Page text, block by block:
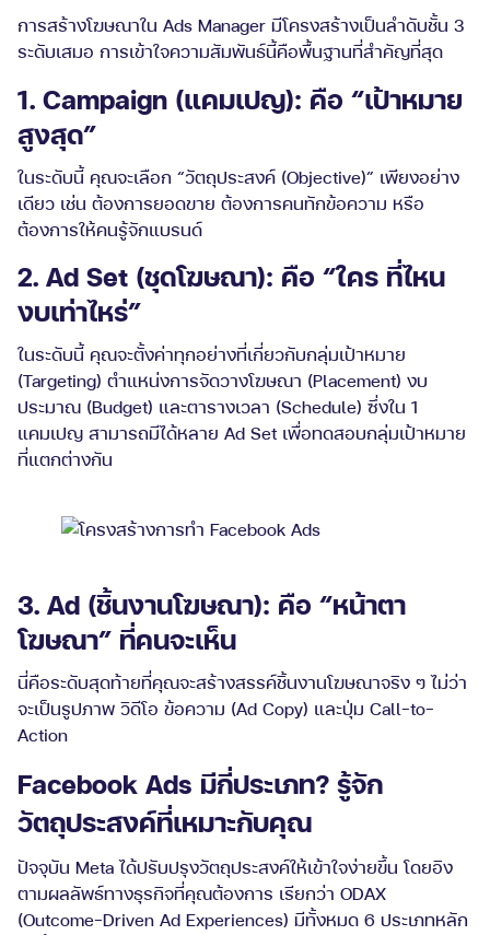
การสร้างโฆษณาใน Ads Manager มีโครงสร้างเป็นลำดับชั้น 3
ระดับเสมอ การเข้าใจความสัมพันธ์นี้คือพื้นฐานที่สำคัญที่สุด
1. Campaign (แคมเปญ): คือ “เป้าหมาย
สูงสุด”
ในระดับนี้ คุณจะเลือก “วัตถุประสงค์ (Objective)” เพียงอย่าง
เดียว เช่น ต้องการยอดขาย ต้องการคนทักข้อความ หรือ
ต้องการให้คนรู้จักแบรนด์
2. Ad Set (ชุดโฆษณา): คือ “ใคร ที่ไหน
งบเท่าไหร่”
ในระดับนี้ คุณจะตั้งค่าทุกอย่างที่เกี่ยวกับกลุ่มเป้าหมาย
(Targeting) ตำแหน่งการจัดวางโฆษณา (Placement) งบ
ประมาณ (Budget) และตารางเวลา (Schedule) ซึ่งใน 1
แคมเปญ สามารถมีได้หลาย Ad Set เพื่อทดสอบกลุ่มเป้าหมาย
ที่แตกต่างกัน
3. Ad (ชิ้นงานโฆษณา): คือ “หน้าตา
โฆษณา” ที่คนจะเห็น
นี่คือระดับสุดท้ายที่คุณจะสร้างสรรค์ชิ้นงานโฆษณาจริง ๆ ไม่ว่า
จะเป็นรูปภาพ วิดีโอ ข้อความ (Ad Copy) และปุ่ม Call-to-
Action
Facebook Ads มีกี่ประเภท? รู้จัก
วัตถุประสงค์ที่เหมาะกับคุณ
ปัจจุบัน Meta ได้ปรับปรุงวัตถุประสงค์ให้เข้าใจง่ายขึ้น โดยอิง
ตามผลลัพธ์ทางธุรกิจที่คุณต้องการ เรียกว่า ODAX
(Outcome-Driven Ad Experiences) มีทั้งหมด 6 ประเภทหลัก